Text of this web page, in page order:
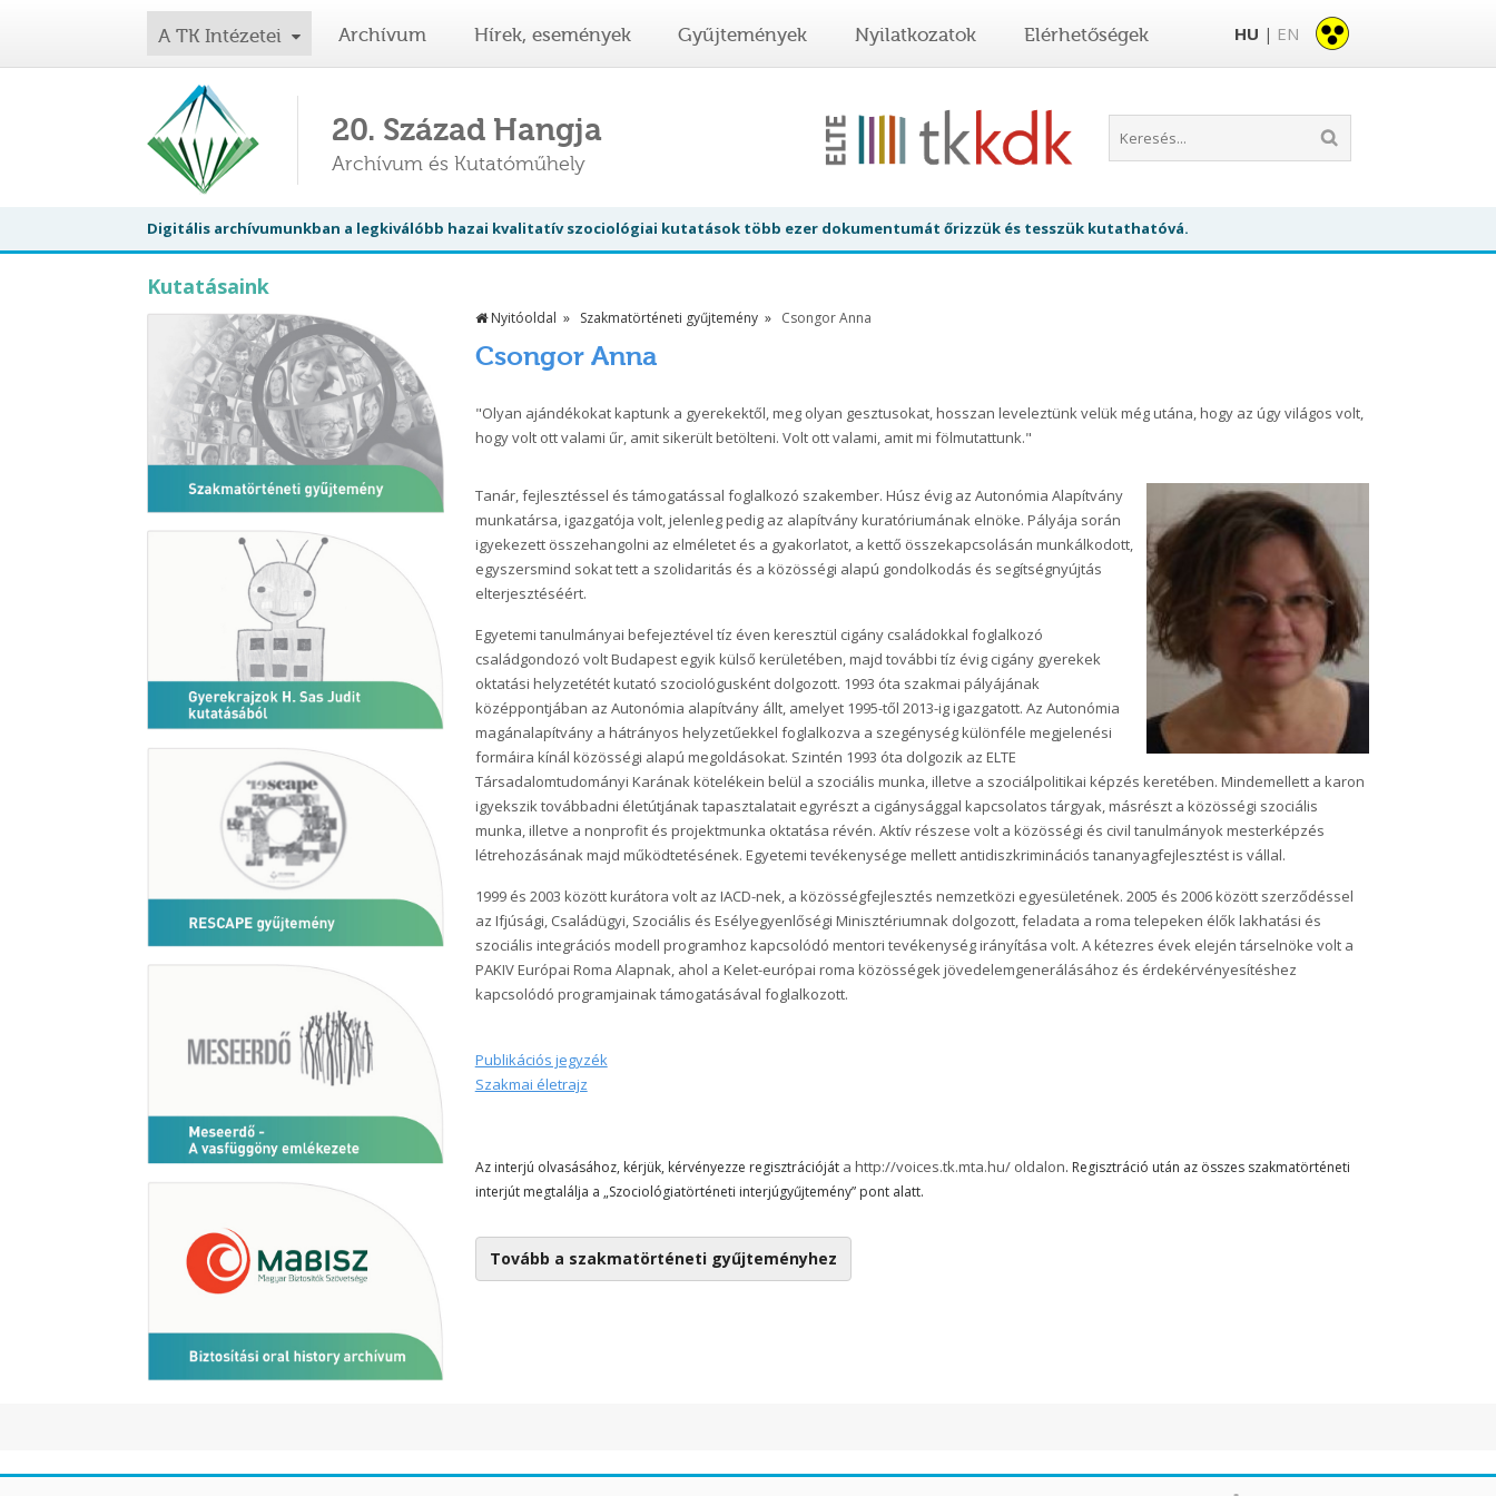
A TK Intézetei Archívum Hírek, események Gyűjtemények Nyilatkozatok Elérhetőségek HU | EN
20. Század Hangja
Archívum és Kutatóműhely
Digitális archívumunkban a legkiválóbb hazai kvalitatív szociológiai kutatások több ezer dokumentumát őrizzük és tesszük kutathatóvá.
Kutatásaink
Nyitóoldal Szakmatörténeti gyűjtemény Csongor Anna
Csongor Anna
"Olyan ajándékokat kaptunk a gyerekektől, meg olyan gesztusokat, hosszan leveleztünk velük még utána, hogy az úgy világos volt,
hogy volt ott valami űr, amit sikerült betölteni. Volt ott valami, amit mi fölmutattunk."
Tanár, fejlesztéssel és támogatással foglalkozó szakember. Húsz évig az Autonómia Alapítvány
munkatársa, igazgatója volt, jelenleg pedig az alapítvány kuratóriumának elnöke. Pályája során
igyekezett összehangolni az elméletet és a gyakorlatot, a kettő összekapcsolásán munkálkodott,
egyszersmind sokat tett a szolidaritás és a közösségi alapú gondolkodás és segítségnyújtás
elterjesztéséért.
Egyetemi tanulmányai befejeztével tíz éven keresztül cigány családokkal foglalkozó
családgondozó volt Budapest egyik külső kerületében, majd további tíz évig cigány gyerekek
oktatási helyzetétét kutató szociológusként dolgozott. 1993 óta szakmai pályájának
középpontjában az Autonómia alapítvány állt, amelyet 1995-től 2013-ig igazgatott. Az Autonómia
magánalapítvány a hátrányos helyzetűekkel foglalkozva a szegénység különféle megjelenési
formáira kínál közösségi alapú megoldásokat. Szintén 1993 óta dolgozik az ELTE
Társadalomtudományi Karának kötelékein belül a szociális munka, illetve a szociálpolitikai képzés keretében. Mindemellett a karon
igyekszik továbbadni életútjának tapasztalatait egyrészt a cigánysággal kapcsolatos tárgyak, másrészt a közösségi szociális
munka, illetve a nonprofit és projektmunka oktatása révén. Aktív részese volt a közösségi és civil tanulmányok mesterképzés
létrehozásának majd működtetésének. Egyetemi tevékenysége mellett antidiszkriminációs tananyagfejlesztést is vállal.
1999 és 2003 között kurátora volt az IACD-nek, a közösségfejlesztés nemzetközi egyesületének. 2005 és 2006 között szerződéssel
az Ifjúsági, Családügyi, Szociális és Esélyegyenlőségi Minisztériumnak dolgozott, feladata a roma telepeken élők lakhatási és
szociális integrációs modell programhoz kapcsolódó mentori tevékenység irányítása volt. A kétezres évek elején társelnöke volt a
PAKIV Európai Roma Alapnak, ahol a Kelet-európai roma közösségek jövedelemgenerálásához és érdekérvényesítéshez
kapcsolódó programjainak támogatásával foglalkozott.
Publikációs jegyzék
Szakmai életrajz
Az interjú olvasásához, kérjük, kérvényezze regisztrációjáta http://voices.tk.mta.hu/ oldalon. Regisztráció után az összes szakmatörténeti
interjút megtalálja a „Szociológiatörténeti interjúgyűjtemény” pont alatt.
Tovább a szakmatörténeti gyűjteményhez